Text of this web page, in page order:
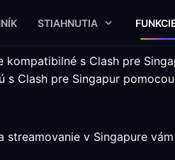
STIAHNUTIA
kompatibilné s Clash pre
s Clash pre Singapur
streamovanie v Singapure